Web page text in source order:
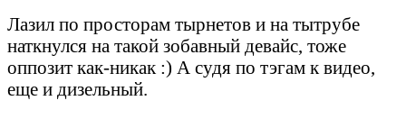
Лазил по просторам тырнетов и на тытрубе
наткнулся на такой зобавный девайс, тоже
оппозит как-никак :) А судя по тэгам к видео,
еще и дизельный.